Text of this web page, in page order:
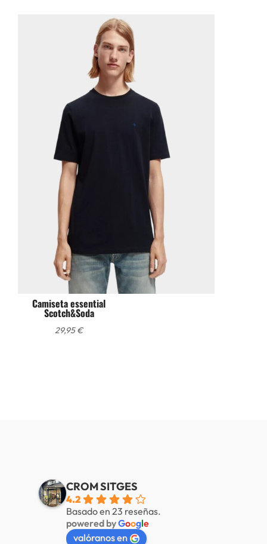
Camiseta essential
Scotch&Soda
29,95€
CROM SITGES
4.2
Basado en 23 reseñas.
powered byGoogle
valóranos en